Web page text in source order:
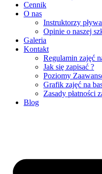
Cennik
O nas
Instruktorzy
Opinie o naszej
Galeria
Kontakt
Regulamin zajęć
Jak się zapisać ?
Poziomy
Grafik zajęć na
Zasady płatności
Blog